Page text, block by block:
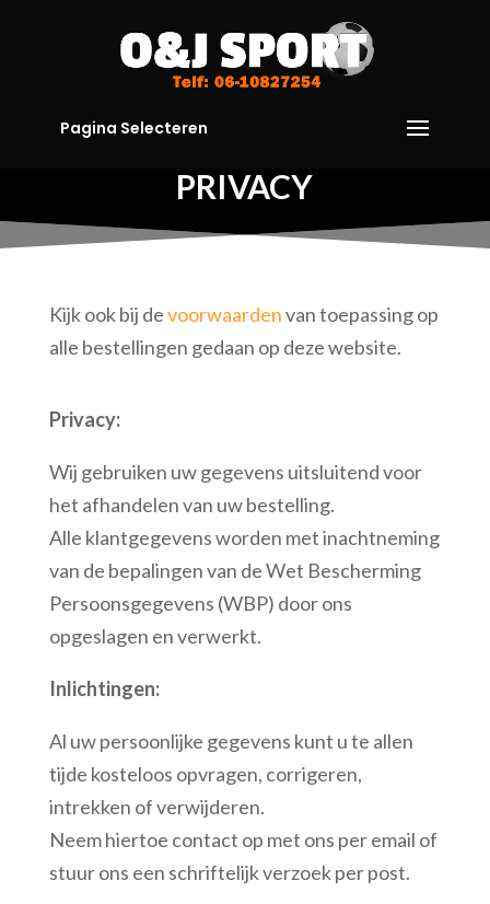
Pagina Selecteren
PRIVACY
Kijk ook bij devoorwaardenvan toepassing op
alle bestellingen gedaan op deze website.
Privacy:
Wij gebruiken uw gegevens uitsluitend voor
het afhandelen van uw bestelling.
Alle klantgegevens worden met inachtneming
van de bepalingen van de Wet Bescherming
Persoonsgegevens (WBP) door ons
opgeslagen en verwerkt.
Inlichtingen:
Al uw persoonlijke gegevens kunt u te allen
tijde kosteloos opvragen, corrigeren,
intrekken of verwijderen.
Neem hiertoe contact op met ons per email of
stuur ons een schriftelijk verzoek per post.